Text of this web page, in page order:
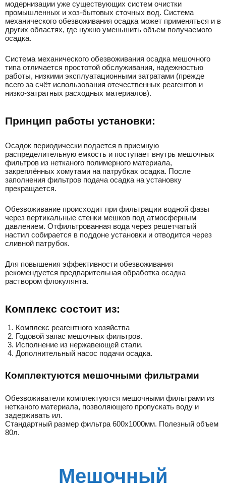
модернизации уже существующих систем очистки
промышленных и хоз-бытовых сточных вод. Система
механического обезвоживания осадка может применяться и в
других областях, где нужно уменьшить объем получаемого
осадка.
Система механического обезвоживания осадка мешочного
типа отличается простотой обслуживания, надежностью
работы, низкими эксплуатационными затратами (прежде
всего за счёт использования отечественных реагентов и
низко-затратных расходных материалов).
Принцип работы установки:
Осадок периодически подается в приемную
распределительную емкость и поступает внутрь мешочных
фильтров из нетканого полимерного материала,
закреплённых хомутами на патрубках осадка. После
заполнения фильтров подача осадка на установку
прекращается.
Обезвоживание происходит при фильтрации водной фазы
через вертикальные стенки мешков под атмосферным
давлением. Отфильтрованная вода через решетчатый
настил собирается в поддоне установки и отводится через
сливной патрубок.
Для повышения эффективности обезвоживания
рекомендуется предварительная обработка осадка
раствором флокулянта.
Комплекс состоит из:
Комплекс реагентного хозяйства
Годовой запас мешочных фильтров.
Исполнение из нержавеющей стали.
Дополнительный насос подачи осадка.
Комплектуются мешочными фильтрами
Обезвоживатели комплектуются мешочными фильтрами из
нетканого материала, позволяющего пропускать воду и
задерживать ил.
Стандартный размер фильтра 600х1000мм. Полезный объем
80л.
Мешочный